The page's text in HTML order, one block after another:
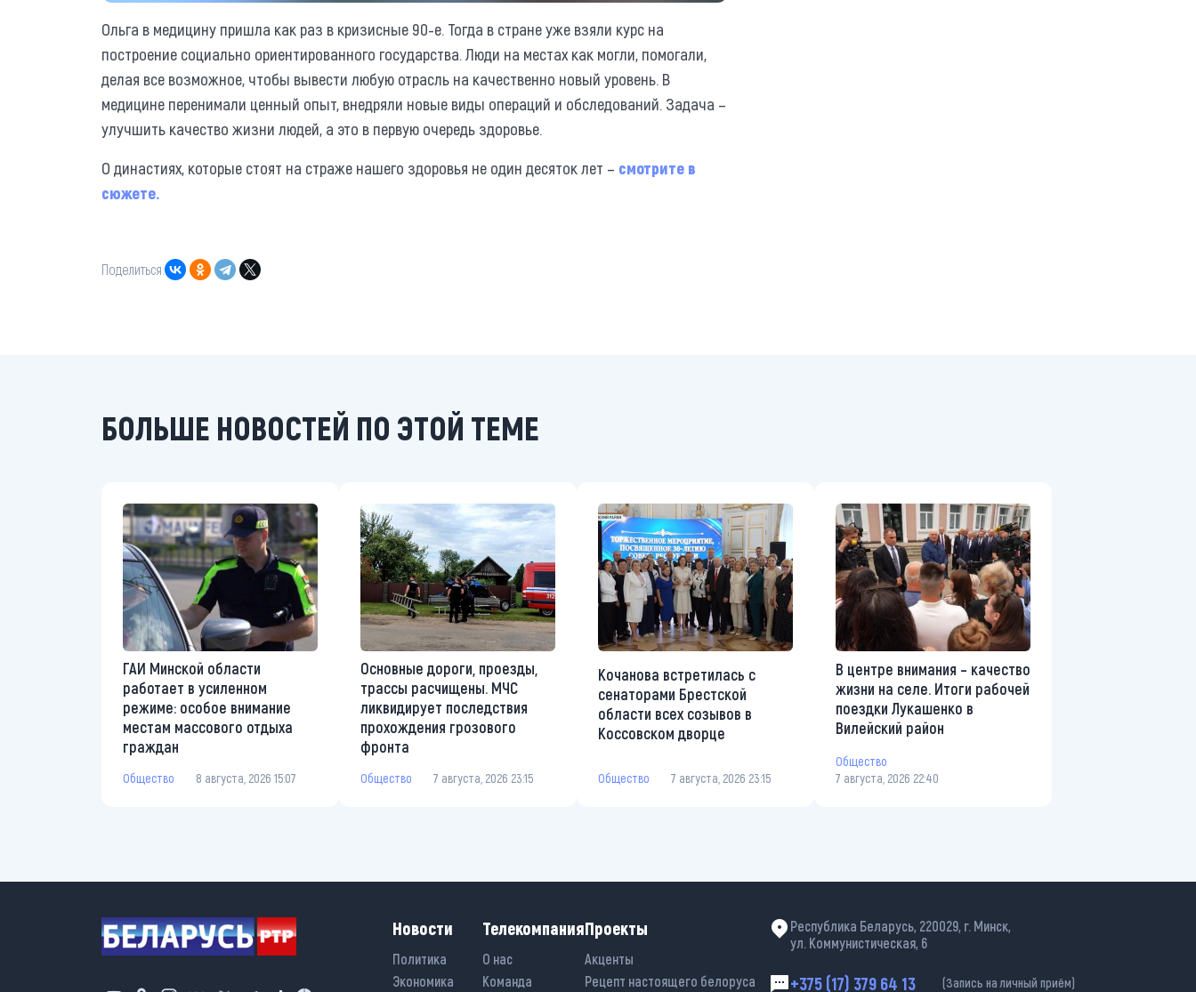
Ольга в медицину пришла как раз в кризисные 90-е. Тогда в стране уже взяли курс на
построение социально ориентированного государства. Люди на местах как могли, помогали,
делая все возможное, чтобы вывести любую отрасль на качественно новый уровень. В
медицине перенимали ценный опыт, внедряли новые виды операций и обследований. Задача –
улучшить качество жизни людей, а это в первую очередь здоровье.
О династиях, которые стоят на страже нашего здоровья не один десяток лет – смотрите в
сюжете.
Поделиться:
БОЛЬШЕ НОВОСТЕЙ ПО ЭТОЙ ТЕМЕ
ГАИ Минской области
работает в усиленном
режиме: особое внимание
местам массового отдыха
граждан
Общество 8 августа, 2026 15:07
Основные дороги, проезды,
трассы расчищены. МЧС
ликвидирует последствия
прохождения грозового
фронта
Общество 7 августа, 2026 23:15
Кочанова встретилась с
сенаторами Брестской
области всех созывов в
Коссовском дворце
Общество 7 августа, 2026 23:15
В центре внимания – качество
жизни на селе. Итоги рабочей
поездки Лукашенко в
Вилейский район
Общество
7 августа, 2026 22:40
Новости
Политика
Экономика
Телекомпания
О нас
Команда
Проекты
Акценты
Рецепт настоящего белоруса
Республика Беларусь, 220029, г. Минск,
ул. Коммунистическая, 6
+375 (17) 379 64 13 (Запись на личный приём)